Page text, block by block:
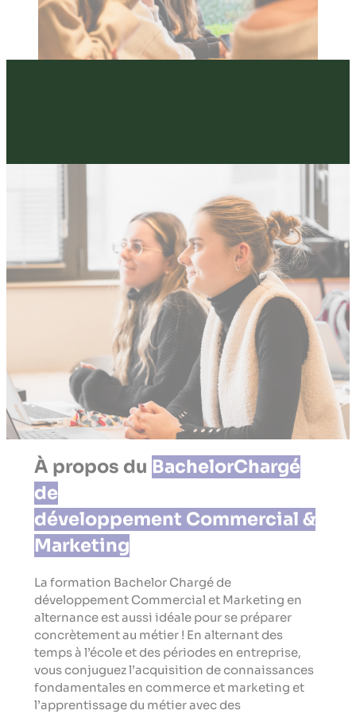
À propos du BachelorChargé
de
développement Commercial &
Marketing
La formation Bachelor Chargé de
développement Commercial et Marketing en
alternance est aussi idéale pour se préparer
concrètement au métier ! En alternant des
temps à l’école et des périodes en entreprise,
vous conjuguez l’acquisition de connaissances
fondamentales en commerce et marketing et
l’apprentissage du métier avec des